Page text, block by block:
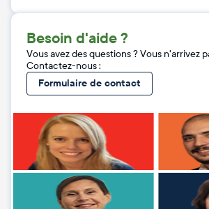
Besoin d'aide ?
Vous avez des questions ? Vous n'arrivez
Contactez-nous :
Formulaire de contact